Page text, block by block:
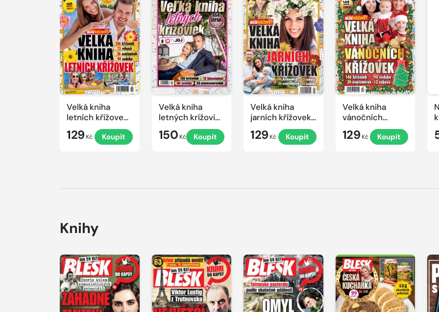
Velká kniha
letních křížovek
129 Kč Koupit
Velká kniha
letných krížoviek
s TV JOJ 2026
150 Kč Koupit
Velká kniha
jarních křížovek
129 Kč Koupit
Velká kniha
vánočních
křížovek 2025
129 Kč Koupit
Knihy